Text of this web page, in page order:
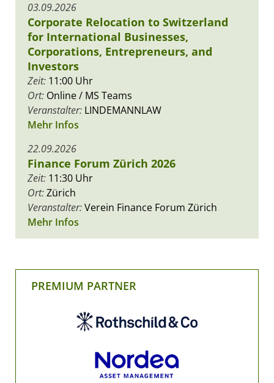
03.09.2026
Corporate Relocation to Switzerland
for International Businesses,
Corporations, Entrepreneurs, and
Investors
Zeit: 11:00 Uhr
Ort: Online / MS Teams
Veranstalter: LINDEMANNLAW
Mehr Infos
22.09.2026
Finance Forum Zürich 2026
Zeit: 11:30 Uhr
Ort:Zürich
Veranstalter:Verein Finance Forum Zürich
Mehr Infos
PREMIUM PARTNER